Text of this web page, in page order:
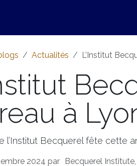
Actualités L’Institut
à
l’Institut Becquerel fête cette
2024 par Becquerel